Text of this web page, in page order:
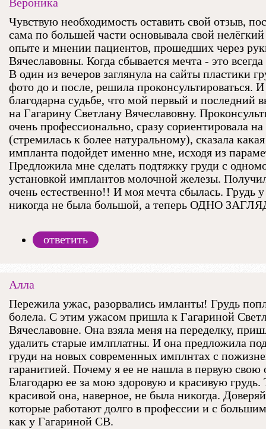
Вероника
Чувствую необходимость оставить свой отзыв,
сама по большей части основывала свой
опыте и мнении пациентов, прошедших через
Вячеславовны. Когда сбывается мечта - это
В один из вечеров заглянула на сайты пластики
фото до и после, решила проконсультироваться. И
благодарна судьбе, что мой первый и последний
на Гагарину Светлану Вячеславовну.
очень профессионально, сразу сориентировала на
(стремилась к более натуральному), сказала
импланта подойдет именно мне, исходя из
Предложила мне сделать подтяжку груди с
установкой имплантов молочной железы.
очень естественно!! И моя мечта сбылась. Грудь
никогда не была большой, а теперь ОДНО
ответить
Алла
Пережила ужас, разорвались имланты! Грудь
болела. С этим ужасом пришла к Гагариной
Вячеславовне. Она взяла меня на переделку,
удалить старые имлплатны. И она предложила
груди на новых современных имплнтах с
гаранитией. Почему я ее не нашла в первую свою
Благодарю ее за мою здоровую и красивую грудь.
красивой она, наверное, не была никогда.
которые работают долго в профессии и с
как у Гагариной СВ.